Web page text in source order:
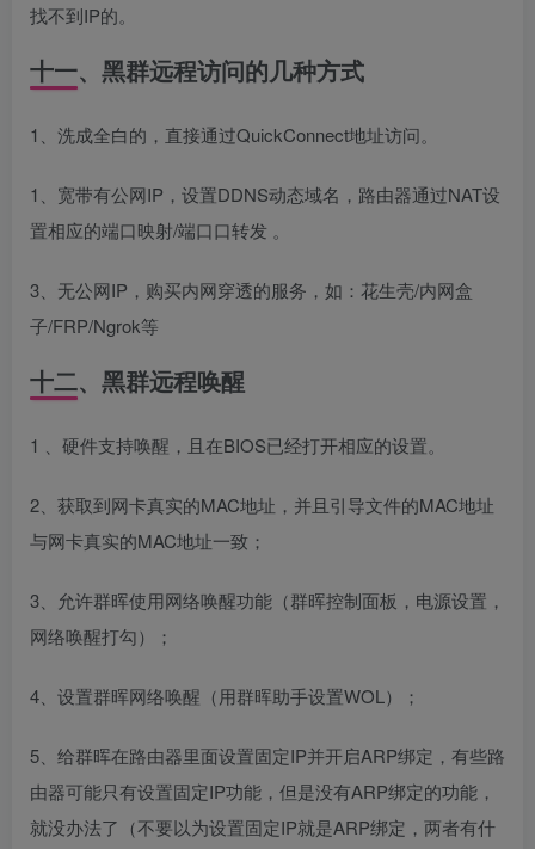
找不到IP的。
十一、黑群远程访问的几种方式
1、洗成全白的，直接通过QuickConnect地址访问。
1、宽带有公网IP，设置DDNS动态域名，路由器通过NAT设
置相应的端口映射/端口口转发 。
3、无公网IP，购买内网穿透的服务，如：花生壳/内网盒
子/FRP/Ngrok等
十二、黑群远程唤醒
1 、硬件支持唤醒，且在BIOS已经打开相应的设置。
2、获取到网卡真实的MAC地址，并且引导文件的MAC地址
与网卡真实的MAC地址一致；
3、允许群晖使用网络唤醒功能（群晖控制面板，电源设置，
网络唤醒打勾）；
4、设置群晖网络唤醒（用群晖助手设置WOL）；
5、给群晖在路由器里面设置固定IP并开启ARP绑定，有些路
由器可能只有设置固定IP功能，但是没有ARP绑定的功能，
就没办法了（不要以为设置固定IP就是ARP绑定，两者有什